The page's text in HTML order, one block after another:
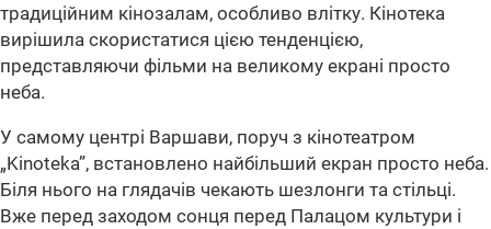
традиційним кінозалам, особливо влітку. Кінотека
вирішила скористатися цією тенденцією,
представляючи фільми на великому екрані просто
неба.
У самому центрі Варшави, поруч з кінотеатром
„Kinoteka”, встановлено найбільший екран просто неба.
Біля нього на глядачів чекають шезлонги та стільці.
Вже перед заходом сонця перед Палацом культури і